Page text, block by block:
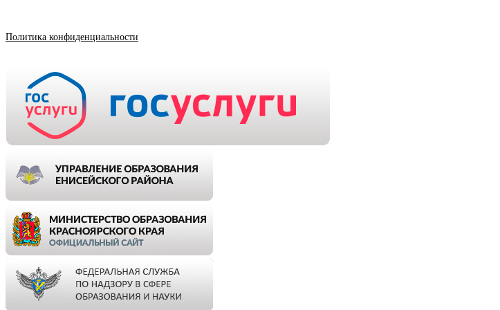
Политика конфиденциальности